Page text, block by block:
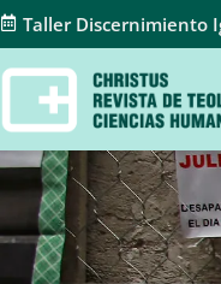
Taller Discernimiento